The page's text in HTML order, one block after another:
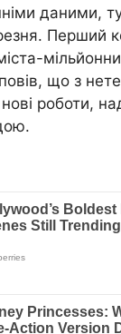
даними,
Перший
що з
роботи,